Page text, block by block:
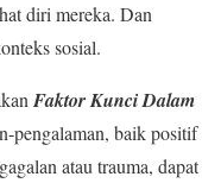
diri mereka. Dan
sosial.
Faktor Kunci Dalam
pengalaman, baik positif
atau trauma, dapat